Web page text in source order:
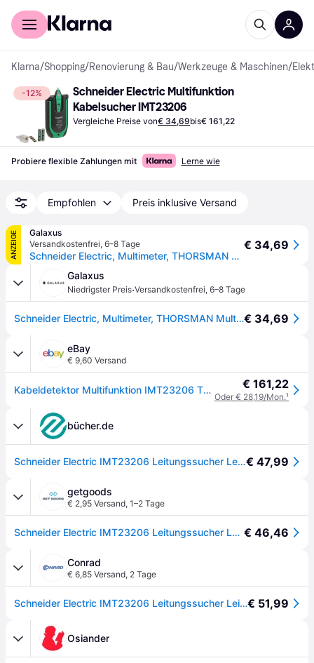
Für Shopper
Klarna/Shopping/Renovierung & Bau/Werkzeuge & Maschinen/
-12%
Schneider Electric Multifunktion
Kabelsucher IMT23206
Vergleiche Preise von€ 34,69bis€ 161,22
Probiere flexible Zahlungen mit Lerne wie
Empfohlen Preis inklusive Versand
ANZEIGE
Galaxus
Versandkostenfrei, 6–8 Tage
Schneider Electric, Multimeter, THORSMAN Multifunktions Kabelsucher mit Sender und Empfänger (Kabeltester)
€ 34,69
Galaxus
Niedrigster Preis·Versandkostenfrei, 6–8 Tage
Schneider Electric, Multimeter, THORSMAN Multifunktions Kabelsucher mit Sender und Empfänger (Kabeltester)€ 34,69
eBay
€ 9,60 Versand
Kabeldetektor Multifunktion IMT23206 Thorsman € 161,22
Oder € 28,19/Mon.¹
bücher.de
Schneider Electric IMT23206 Leitungssucher Leitungsverfolgung, Unterbrechung€ 47,99
getgoods
€ 2,95 Versand, 1–2 Tage
Schneider Electric IMT23206 Leitungssucher Leitungsverfolgung, Unterbrechung € 46,46
Conrad
€ 6,85 Versand, 2 Tage
Schneider Electric IMT23206 Leitungssucher Leitungsverfolgung, Unterbrechung - []€ 51,99
Osiander